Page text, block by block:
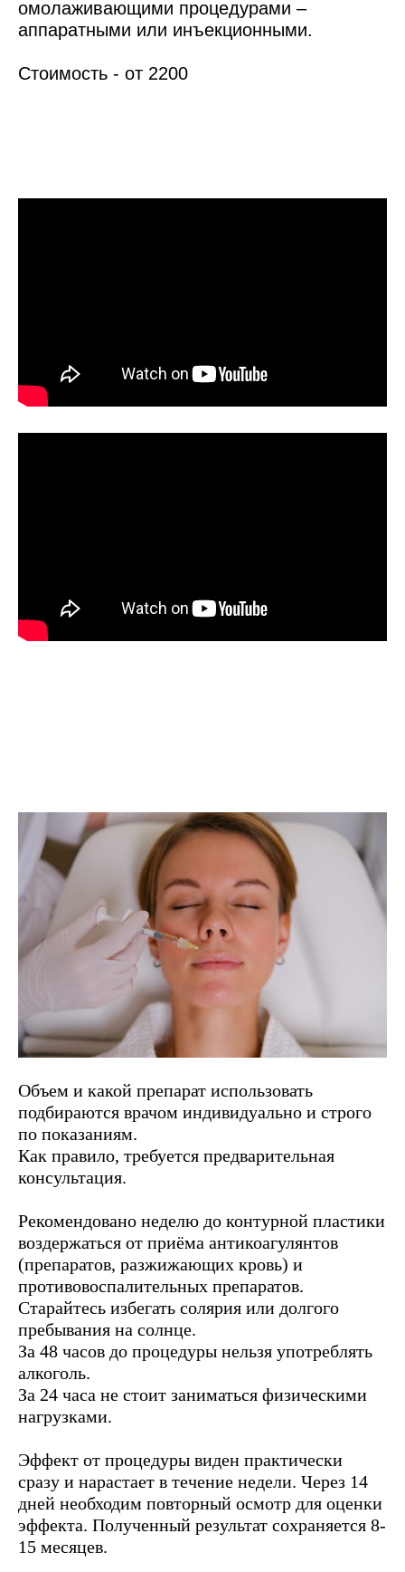
омолаживающими процедурами –
аппаратными или инъекционными.
Стоимость - от 2200
Объем и какой препарат использовать
подбираются врачом индивидуально и строго
по показаниям.
Как правило, требуется предварительная
консультация.
Рекомендовано неделю до контурной пластики
воздержаться от приёма антикоагулянтов
(препаратов, разжижающих кровь) и
противовоспалительных препаратов.
Старайтесь избегать солярия или долгого
пребывания на солнце.
За 48 часов до процедуры нельзя употреблять
алкоголь.
За 24 часа не стоит заниматься физическими
нагрузками.
Эффект от процедуры виден практически
сразу и нарастает в течение недели. Через 14
дней необходим повторный осмотр для оценки
эффекта. Полученный результат сохраняется 8-
15 месяцев.